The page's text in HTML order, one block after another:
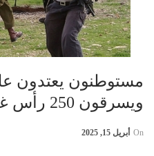
مستوطنون يعتدون
ويسرقون 250 رأس غنم غرب أريحا
On أبريل 15, 2025